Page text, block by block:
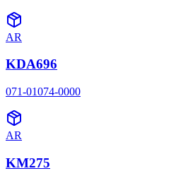
AR
KDA696
071-01074-0000
AR
KM275